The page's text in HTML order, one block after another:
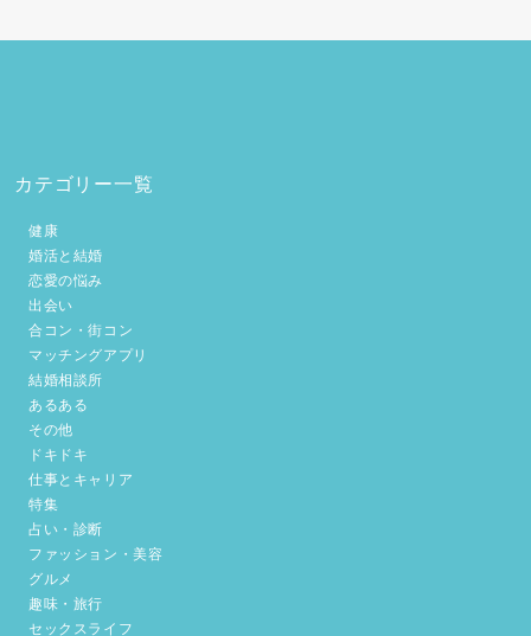
カテゴリー一覧
健康
婚活と結婚
恋愛の悩み
出会い
合コン・街コン
マッチングアプリ
結婚相談所
あるある
その他
ドキドキ
仕事とキャリア
特集
占い・診断
ファッション・美容
グルメ
趣味・旅行
セックスライフ